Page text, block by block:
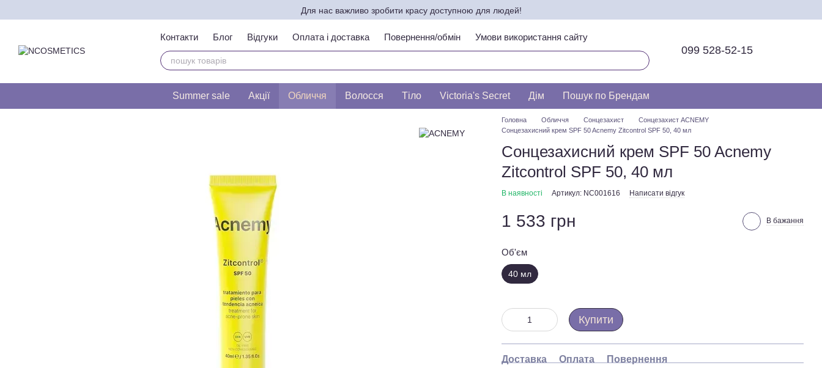
Для нас важливо зробити красу доступною для людей!
Контакти Блог Відгуки Оплата і доставка Повернення/обмін
Умови використання сайту
Тест на визначення типу шкіри по ЛЕСЛІ БАУМАНН
099 528-52-15
Summer sale Акції Обличчя Волосся Тіло Victoria's Secret Дім Пошук по Брендам
Головна Обличчя Сонцезахист
Сонцезахист ACNEMY
Сонцезахисний крем SPF 50 Acnemy Zitcontrol SPF 50, 40 мл
Сонцезахисний крем SPF 50 Acnemy
Zitcontrol SPF 50, 40 мл
В наявності Артикул: NC001616 Написати відгук
1 533 грн В бажання
Об'єм
40 мл
Купити
Доставка Оплата
Повернення